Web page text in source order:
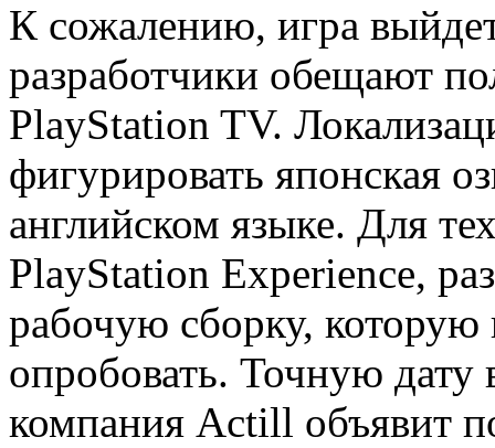
К сожалению, игра
разработчики обещают
PlayStation TV.
фигурировать японская
английском языке. Для
PlayStation Experience,
рабочую сборку,
опробовать. Точную дату
компания Actill объявит